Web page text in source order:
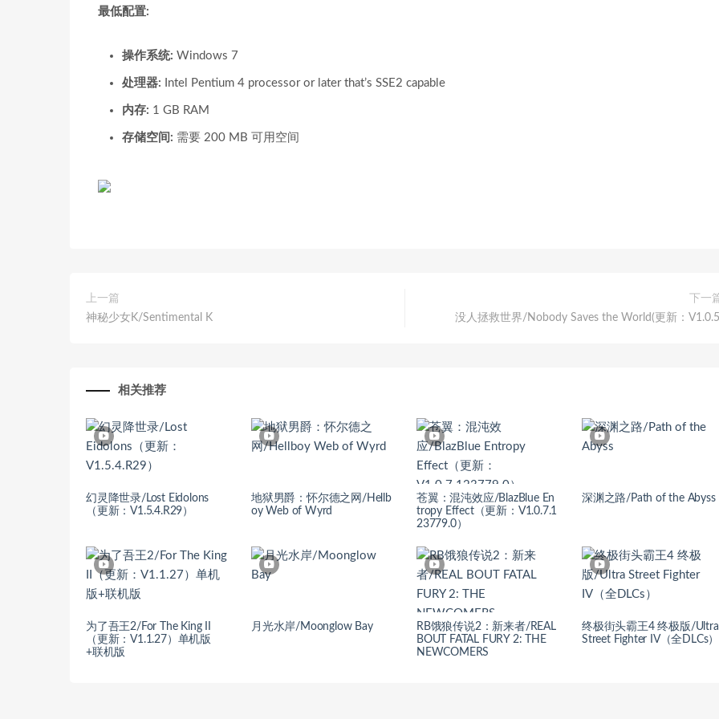
最低配置:
操作系统: Windows 7
处理器: Intel Pentium 4 processor or later that’s SSE2 capable
内存: 1 GB RAM
存储空间: 需要 200 MB 可用空间
上一篇
神秘少女K/Sentimental K
下一
没人拯救世界/Nobody Saves the World(更新：
相关推荐
幻灵降世录/Lost Eidolons
（更新：V1.5.4.R29）
地狱男爵：怀尔德之网/Hellb
oy Web of Wyrd
苍翼：混沌效应/BlazBlue En
tropy Effect（更新：V1.0.7.1
23779.0）
深渊之路/Path of the Abyss
为了吾王2/For The King II
（更新：V1.1.27）单机版
+联机版
月光水岸/Moonglow Bay
RB饿狼传说2：新来者/REAL
BOUT FATAL FURY 2: THE
NEWCOMERS
终极街头霸王4 终极版/Ultra
Street Fighter IV（全DLCs）